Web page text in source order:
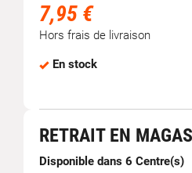
7,95 €
Hors frais de livraison
En stock
RETRAIT EN
Disponible dans 6 Centre(s)